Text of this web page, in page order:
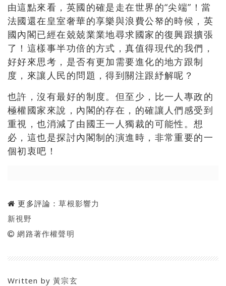
由這點來看，英國的確是走在世界的“尖端”！當
法國還在皇室奢華的享樂與浪費公帑的時候，英
國內閣已經在兢兢業業地尋求國家的復興跟擴張
了！這樣事半功倍的方式，真值得現代的我們，
好好來思考，是否有更加需要進化的地方跟制
度，來讓人民的問題，得到關注跟紓解呢？
也許，沒有最好的制度。但至少，比一人專政的
極權國家來說，內閣的存在，的確讓人們感受到
重視，也消減了由國王一人獨裁的可能性。想
必，這也是探討內閣制的演進時，非常重要的一
個初衷吧！
更多評論：草根影響力
新視野
網路著作權聲明
Written by黃宗玄